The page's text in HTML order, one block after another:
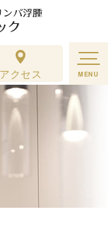
アクセス MENU
ニック 大阪梅田